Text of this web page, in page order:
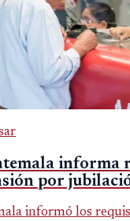
informa
por
informó los